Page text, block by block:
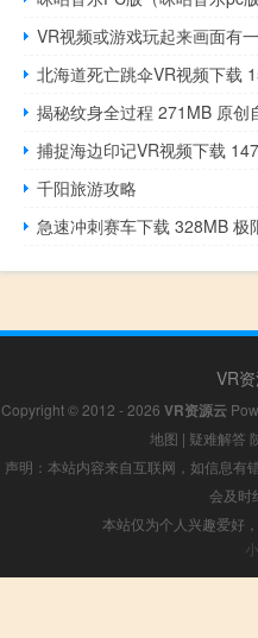
VR视频或游戏玩起来画面有
北海道死亡跳伞VR视频下载
揭秘纹身全过程 271MB 原创
捕捉海边印记VR视频下载
千阳旅游攻略
急速冲刺赛车下载 328MB 极
VR
Copyright © 2012 - 2026 VR资源云
地图 | 疑难解答
声明：本站内容来自互联网，如信息有
会及时
本站仅为个人兴趣爱好